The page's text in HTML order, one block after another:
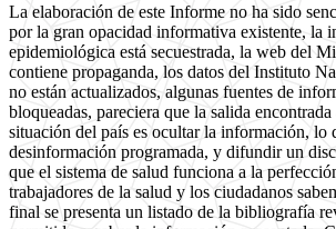
La elaboración de este Informe no ha sido
por la gran opacidad informativa existente, la
epidemiológica está secuestrada, la web del
contiene propaganda, los datos del Instituto
no están actualizados, algunas fuentes de
bloqueadas, pareciera que la salida
situación del país es ocultar la información, lo
desinformación programada, y difundir un
que el sistema de salud funciona a la
trabajadores de la salud y los ciudadanos
final se presenta un listado de la bibliografía